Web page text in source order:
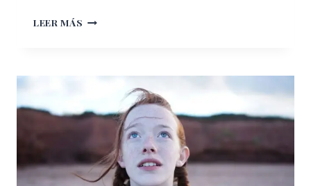
LEER MÁS THE
PERFECTO
DANIEL
ESPINOSA